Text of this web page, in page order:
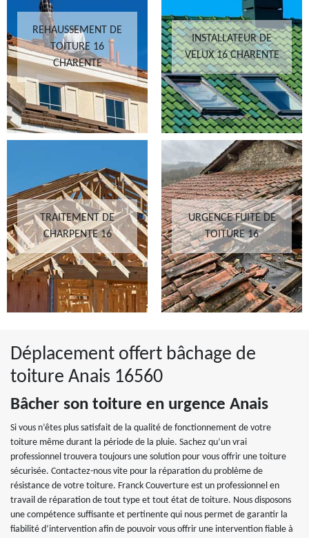
REHAUSSEMENT DE
TOITURE 16
CHARENTE
INSTALLATEUR DE
VELUX 16 CHARENTE
TRAITEMENT DE
CHARPENTE 16
URGENCE FUITE DE
TOITURE 16
Déplacement offert bâchage de
toiture Anais 16560
Bâcher son toiture en urgence Anais
Si vous n’êtes plus satisfait de la qualité de fonctionnement de votre
toiture même durant la période de la pluie. Sachez qu’un vrai
professionnel trouvera toujours une solution pour vous offrir une toiture
sécurisée. Contactez-nous vite pour la réparation du problème de
résistance de votre toiture. Franck Couverture est un professionnel en
travail de réparation de tout type et tout état de toiture. Nous disposons
une compétence suffisante et pertinente qui nous permet de garantir la
fiabilité d’intervention afin de pouvoir vous offrir une intervention fiable à